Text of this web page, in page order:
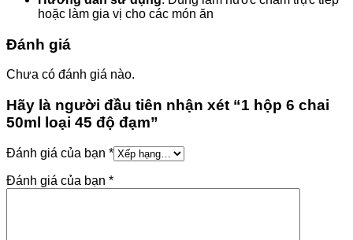
hoặc làm gia vị cho các món ăn
Đánh giá
Chưa có đánh giá nào.
Hãy là người đầu tiên nhận xét “1 hộp 6 chai
50ml loại 45 độ đạm”
Đánh giá của bạn *
Đánh giá của bạn *